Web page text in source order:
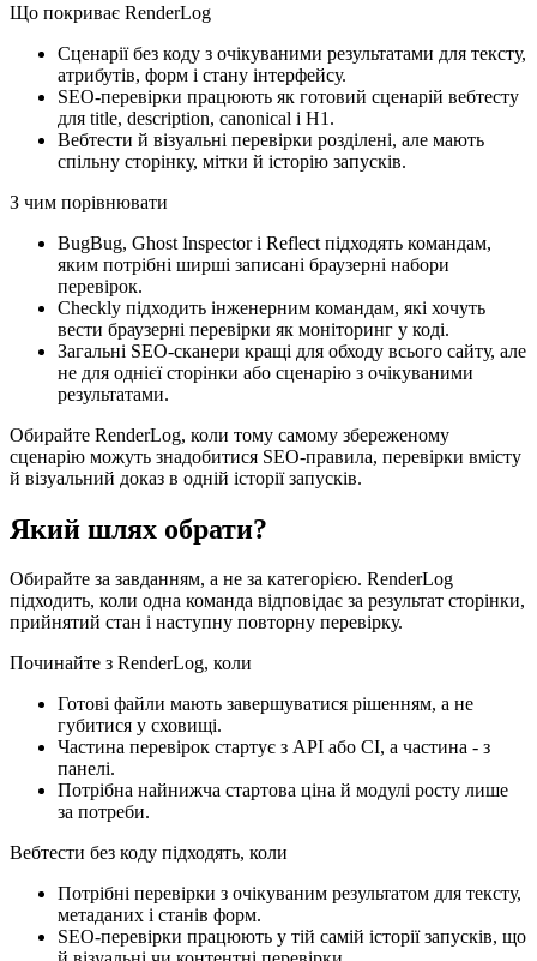
Що покриває RenderLog
Сценарії без коду з очікуваними результатами для тексту,
атрибутів, форм і стану інтерфейсу.
SEO-перевірки працюють як готовий сценарій вебтесту
для title, description, canonical і H1.
Вебтести й візуальні перевірки розділені, але мають
спільну сторінку, мітки й історію запусків.
З чим порівнювати
BugBug, Ghost Inspector і Reflect підходять командам,
яким потрібні ширші записані браузерні набори
перевірок.
Checkly підходить інженерним командам, які хочуть
вести браузерні перевірки як моніторинг у коді.
Загальні SEO-сканери кращі для обходу всього сайту, але
не для однієї сторінки або сценарію з очікуваними
результатами.
Обирайте RenderLog, коли тому самому збереженому
сценарію можуть знадобитися SEO-правила, перевірки вмісту
й візуальний доказ в одній історії запусків.
Який шлях обрати?
Обирайте за завданням, а не за категорією. RenderLog
підходить, коли одна команда відповідає за результат сторінки,
прийнятий стан і наступну повторну перевірку.
Починайте з RenderLog, коли
Готові файли мають завершуватися рішенням, а не
губитися у сховищі.
Частина перевірок стартує з API або CI, а частина - з
панелі.
Потрібна найнижча стартова ціна й модулі росту лише
за потреби.
Вебтести без коду підходять, коли
Потрібні перевірки з очікуваним результатом для тексту,
метаданих і станів форм.
SEO-перевірки працюють у тій самій історії запусків, що